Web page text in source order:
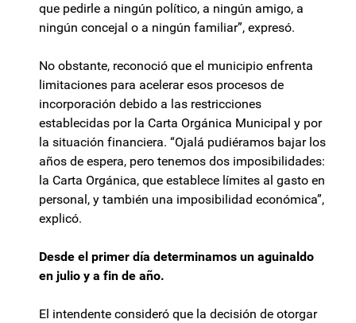
que pedirle a ningún político, a ningún amigo, a
ningún concejal o a ningún familiar”, expresó.
No obstante, reconoció que el municipio enfrenta
limitaciones para acelerar esos procesos de
incorporación debido a las restricciones
establecidas por la Carta Orgánica Municipal y por
la situación financiera. “Ojalá pudiéramos bajar los
años de espera, pero tenemos dos imposibilidades:
la Carta Orgánica, que establece límites al gasto en
personal, y también una imposibilidad económica”,
explicó.
Desde el primer día determinamos un aguinaldo
en julio y a fin de año.
El intendente consideró que la decisión de otorgar